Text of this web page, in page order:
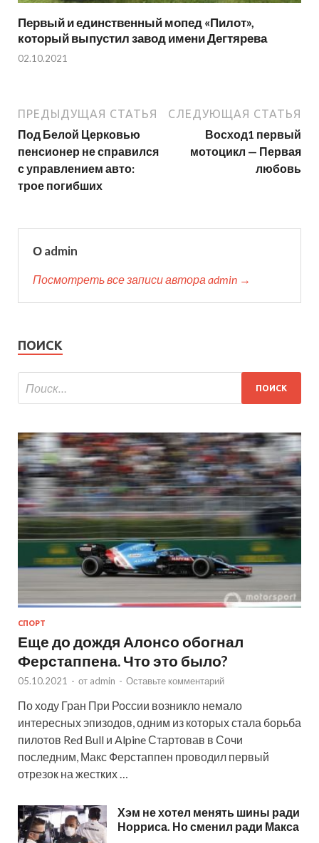
Первый и единственный мопед «Пилот»,
который выпустил завод имени Дегтярева
02.10.2021
ПРЕДЫДУЩАЯ СТАТЬЯ
Под Белой Церковью
пенсионер не справился
с управлением авто:
трое погибших
СЛЕДУЮЩАЯ СТАТЬЯ
Восход1 первый
мотоцикл — Первая
любовь
О admin
Посмотреть все записи автора admin →
ПОИСК
СПОРТ
Еще до дождя Алонсо обогнал
Ферстаппена. Что это было?
05.10.2021 - от admin - Оставьте комментарий
По ходу Гран При России возникло немало
интересных эпизодов, одним из которых стала борьба
пилотов Red Bull и Alpine Стартовав в Сочи
последним, Макс Ферстаппен проводил первый
отрезок на жестких …
Хэм не хотел менять шины ради
Норриса. Но сменил ради Макса